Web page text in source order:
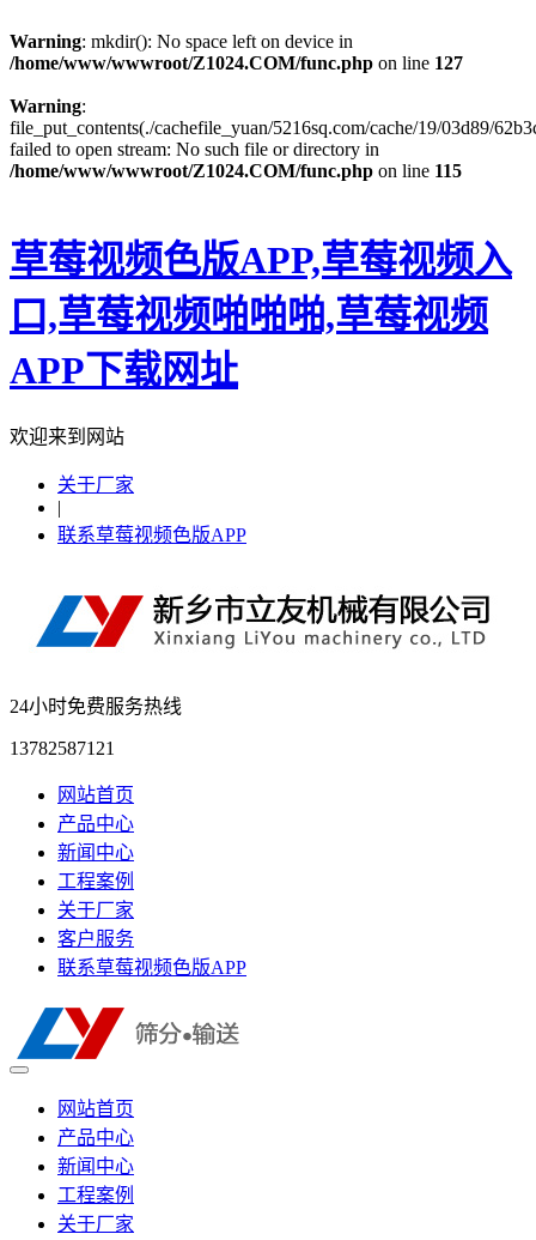
Warning: mkdir(): No space left on device in
/home/www/wwwroot/Z1024.COM/func.php on line 127
Warning:
file_put_contents(./cachefile_yuan/5216sq.com/cache/19/03d89/
failed to open stream: No such file or directory in
/home/www/wwwroot/Z1024.COM/func.php on line 115
草莓视频色版APP,草莓视频入
口,草莓视频啪啪啪,草莓视频
APP下载网址
欢迎来到网站
关于厂家
|
联系草莓视频色版APP
24小时免费服务热线
13782587121
网站首页
产品中心
新闻中心
工程案例
关于厂家
客户服务
联系草莓视频色版APP
网站首页
产品中心
新闻中心
工程案例
关于厂家